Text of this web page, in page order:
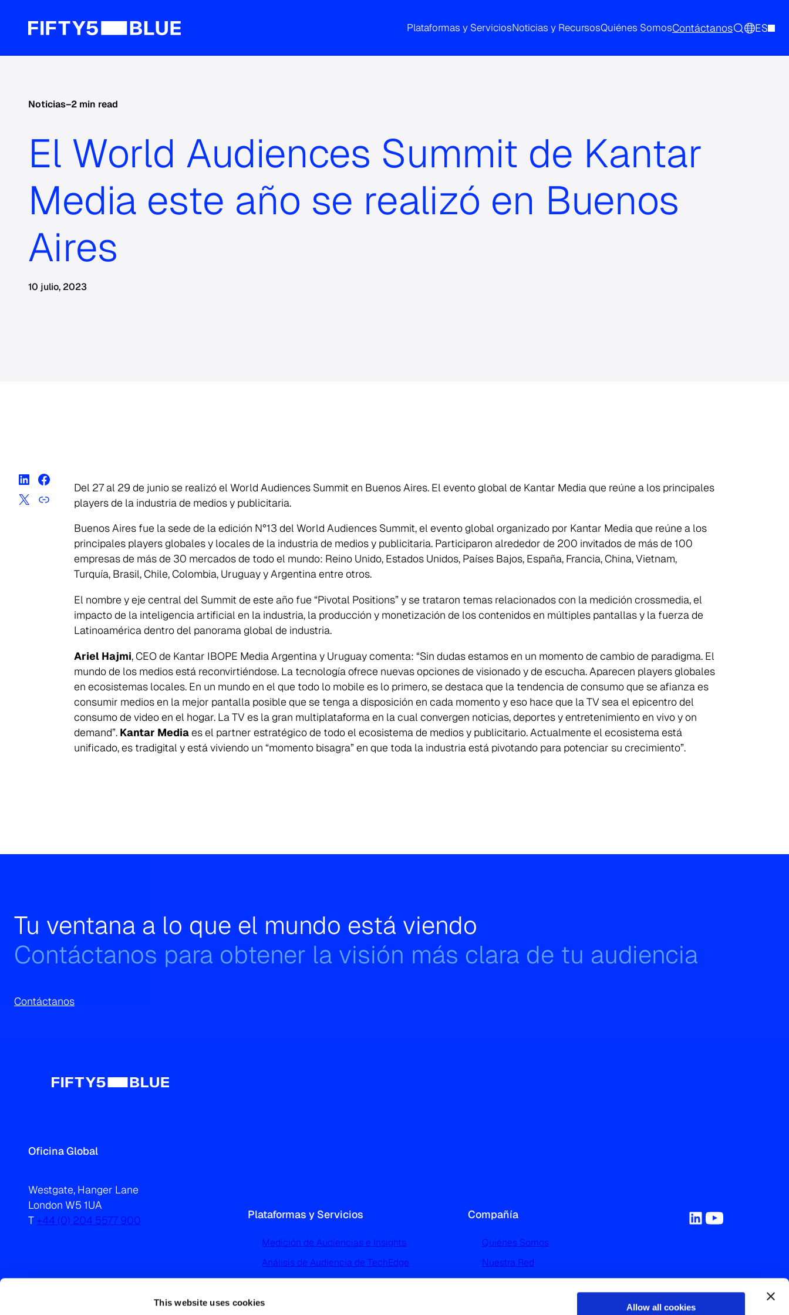
This website uses cookies Allow all cookies
Plataformas y ServiciosNoticias y RecursosQuiénes SomosContáctanos ES
Noticias–2 min read
El World Audiences Summit de Kantar
Media este año se realizó en Buenos
Aires
10 julio, 2023
Del 27 al 29 de junio se realizó el World Audiences Summit en Buenos Aires. El evento global de Kantar Media que reúne a los principales
players de la industria de medios y publicitaria.
Buenos Aires fue la sede de la edición N°13 del World Audiences Summit, el evento global organizado por Kantar Media que reúne a los
principales players globales y locales de la industria de medios y publicitaria. Participaron alrededor de 200 invitados de más de 100
empresas de más de 30 mercados de todo el mundo: Reino Unido, Estados Unidos, Países Bajos, España, Francia, China, Vietnam,
Turquía, Brasil, Chile, Colombia, Uruguay y Argentina entre otros.
El nombre y eje central del Summit de este año fue “Pivotal Positions” y se trataron temas relacionados con la medición crossmedia, el
impacto de la inteligencia artificial en la industria, la producción y monetización de los contenidos en múltiples pantallas y la fuerza de
Latinoamérica dentro del panorama global de industria.
Ariel Hajmi, CEO de Kantar IBOPE Media Argentina y Uruguay comenta: “Sin dudas estamos en un momento de cambio de paradigma. El
mundo de los medios está reconvirtiéndose. La tecnología ofrece nuevas opciones de visionado y de escucha. Aparecen players globales
en ecosistemas locales. En un mundo en el que todo lo mobile es lo primero, se destaca que la tendencia de consumo que se afianza es
consumir medios en la mejor pantalla posible que se tenga a disposición en cada momento y eso hace que la TV sea el epicentro del
consumo de video en el hogar. La TV es la gran multiplataforma en la cual convergen noticias, deportes y entretenimiento en vivo y on
demand”. Kantar Mediaes el partner estratégico de todo el ecosistema de medios y publicitario. Actualmente el ecosistema está
unificado, es tradigital y está viviendo un “momento bisagra” en que toda la industria está pivotando para potenciar su crecimiento”.
Tu ventana a lo que el mundo está viendo
Contáctanos para obtener la visión más clara de tu audiencia
Contáctanos
Oficina Global
Westgate, Hanger Lane
London W5 1UA
T +44 (0) 204 5577 900 Plataformas y Servicios
Medición de Audiencias e Insights
Análisis de Audiencia de TechEdge
Perfilado y Segmentación de Audiencias de
Compañía
Quiénes Somos
Nuestra Red
Noticias y Recursos
Search
for: